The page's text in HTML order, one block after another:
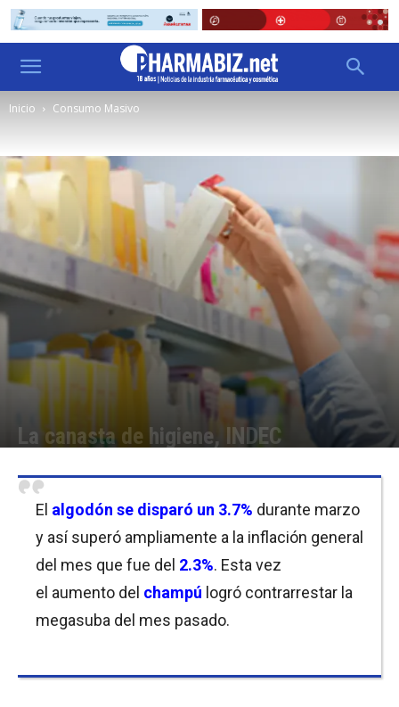
Inicio Consumo Masivo
La canasta de higiene, INDEC
El algodón se disparó un 3.7% durante marzo
y así superó ampliamente a la inflación general
del mes que fue del 2.3%. Esta vez
el aumento del champú logró contrarrestar la
megasuba del mes pasado.